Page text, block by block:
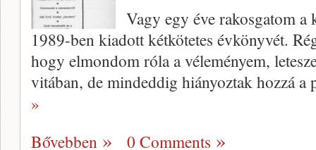
Vagy egy éve rakosgatom a
1989-ben kiadott kétkötetes évkönyvét.
hogy elmondom róla a véleményem,
vitában, de mindeddig hiányoztak hozzá
»
Bővebben
0 Comments